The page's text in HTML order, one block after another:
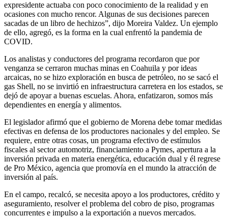
expresidente actuaba con poco conocimiento de la realidad y en
ocasiones con mucho rencor. Algunas de sus decisiones parecen
sacadas de un libro de hechizos”, dijo Moreira Valdez. Un ejemplo
de ello, agregó, es la forma en la cual enfrentó la pandemia de
COVID.
Los analistas y conductores del programa recordaron que por
venganza se cerraron muchas minas en Coahuila y por ideas
arcaicas, no se hizo exploración en busca de petróleo, no se sacó el
gas Shell, no se invirtió en infraestructura carretera en los estados, se
dejó de apoyar a buenas escuelas. Ahora, enfatizaron, somos más
dependientes en energía y alimentos.
El legislador afirmó que el gobierno de Morena debe tomar medidas
efectivas en defensa de los productores nacionales y del empleo. Se
requiere, entre otras cosas, un programa efectivo de estímulos
fiscales al sector automotriz, financiamiento a Pymes, apertura a la
inversión privada en materia energética, educación dual y él regrese
de Pro México, agencia que promovía en el mundo la atracción de
inversión al país.
En el campo, recalcó, se necesita apoyo a los productores, crédito y
aseguramiento, resolver el problema del cobro de piso, programas
concurrentes e impulso a la exportación a nuevos mercados.